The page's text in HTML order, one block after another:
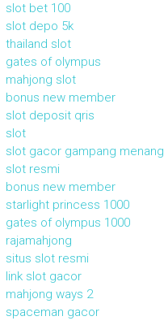
slot bet 100
slot depo 5k
thailand slot
gates of olympus
mahjong slot
bonus new member
slot deposit qris
slot
slot gacor gampang menang
slot resmi
bonus new member
starlight princess 1000
gates of olympus 1000
rajamahjong
situs slot resmi
link slot gacor
mahjong ways 2
spaceman gacor